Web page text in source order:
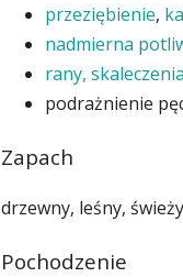
przeziębienie,
nadmierna
rany, skaleczenia
podrażnienie
Zapach
drzewny, leśny, świeży
Pochodzenie